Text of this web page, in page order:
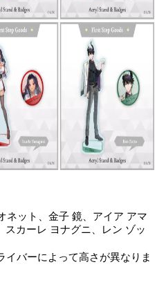
ネット、金子 鏡、アイア アマ
スカーレ ヨナグニ、レン ゾッ
イバーによって高さが異なりま